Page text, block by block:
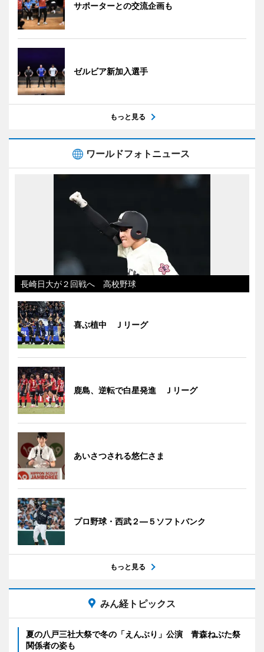
サポーターとの交流企画も
ゼルビア新加入選手
もっと見る
ワールドフォトニュース
長崎日大が２回戦へ 高校野球
喜ぶ植中 Ｊリーグ
鹿島、逆転で白星発進 Ｊリーグ
あいさつされる悠仁さま
プロ野球・西武２―５ソフトバンク
もっと見る
みん経トピックス
夏の八戸三社大祭で冬の「えんぶり」公演 青森ねぶた祭
関係者の姿も